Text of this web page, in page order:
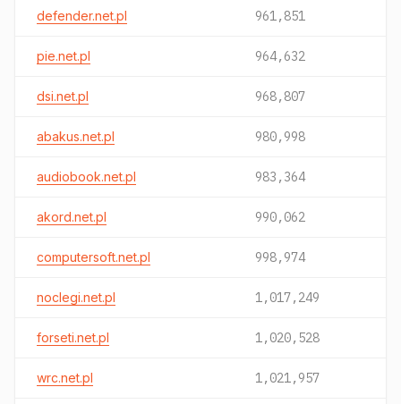
defender.net.pl 961,851
pie.net.pl 964,632
dsi.net.pl 968,807
abakus.net.pl 980,998
audiobook.net.pl 983,364
akord.net.pl 990,062
computersoft.net.pl 998,974
noclegi.net.pl 1,017,249
forseti.net.pl 1,020,528
wrc.net.pl 1,021,957